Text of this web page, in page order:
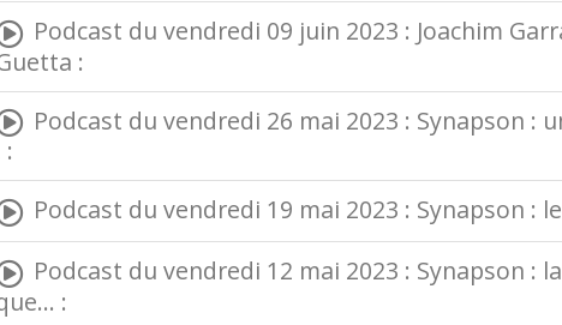
Podcast du vendredi 09 juin 2023 : Joachim
:
Podcast du vendredi 26 mai 2023 : Synapson :
:
Podcast du vendredi 19 mai 2023 : Synapson :
Podcast du vendredi 12 mai 2023 : Synapson :
: